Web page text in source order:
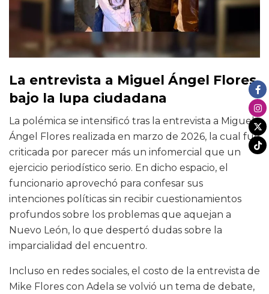
La entrevista a Miguel Ángel Flores
bajo la lupa ciudadana
La polémica se intensificó tras la entrevista a Miguel
Ángel Flores realizada en marzo de 2026, la cual fue
criticada por parecer más un infomercial que un
ejercicio periodístico serio. En dicho espacio, el
funcionario aprovechó para confesar sus
intenciones políticas sin recibir cuestionamientos
profundos sobre los problemas que aquejan a
Nuevo León, lo que despertó dudas sobre la
imparcialidad del encuentro.
Incluso en redes sociales, el costo de la entrevista de
Mike Flores con Adela se volvió un tema de debate,